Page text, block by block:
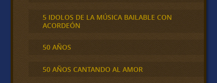
5 IDOLOS DE LA MÚSICA BAILABLE CON
ACORDEÓN
50 AÑOS
50 AÑOS CANTANDO AL AMOR